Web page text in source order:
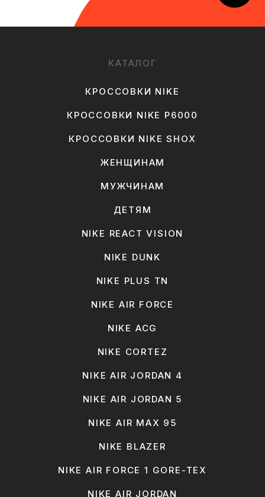
КАТАЛОГ
КРОССОВКИ NIKE
КРОССОВКИ NIKE P6000
КРОССОВКИ NIKE SHOX
ЖЕНЩИНАМ
МУЖЧИНАМ
ДЕТЯМ
NIKE REACT VISION
NIKE DUNK
NIKE PLUS TN
NIKE AIR FORCE
NIKE ACG
NIKE CORTEZ
NIKE AIR JORDAN 4
NIKE AIR JORDAN 5
NIKE AIR MAX 95
NIKE BLAZER
NIKE AIR FORCE 1 GORE-TEX
NIKE AIR JORDAN